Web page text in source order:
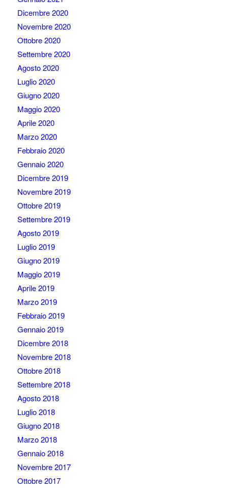
Dicembre 2020
Novembre 2020
Ottobre 2020
Settembre 2020
Agosto 2020
Luglio 2020
Giugno 2020
Maggio 2020
Aprile 2020
Marzo 2020
Febbraio 2020
Gennaio 2020
Dicembre 2019
Novembre 2019
Ottobre 2019
Settembre 2019
Agosto 2019
Luglio 2019
Giugno 2019
Maggio 2019
Aprile 2019
Marzo 2019
Febbraio 2019
Gennaio 2019
Dicembre 2018
Novembre 2018
Ottobre 2018
Settembre 2018
Agosto 2018
Luglio 2018
Giugno 2018
Marzo 2018
Gennaio 2018
Novembre 2017
Ottobre 2017